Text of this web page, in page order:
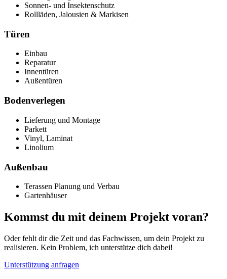
Sonnen- und Insektenschutz
Rollläden, Jalousien & Markisen
Türen
Einbau
Reparatur
Innentüren
Außentüren
Bodenverlegen
Lieferung und Montage
Parkett
Vinyl, Laminat
Linolium
Außenbau
Terassen Planung und Verbau
Gartenhäuser
Kommst du mit deinem Projekt voran?
Oder fehlt dir die Zeit und das Fachwissen, um dein Projekt zu
realisieren. Kein Problem, ich unterstütze dich dabei!
Unterstützung anfragen